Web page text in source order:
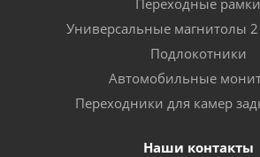
Универсальные магнитолы 2
Подлокотники
Автомобильные
Переходники для камер
Наши контакты